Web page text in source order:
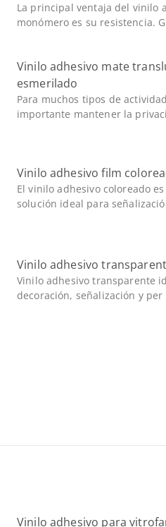
La principal ventaja del vinilo
monómero es su resistencia.
Vinilo adhesivo mate
esmerilado
Para muchos tipos de
importante mantener la
Vinilo adhesivo film
El vinilo adhesivo coloreado
solución ideal para
Vinilo adhesivo
Vinilo adhesivo transparente
decoración, señalización y per
Vinilo adhesivo para